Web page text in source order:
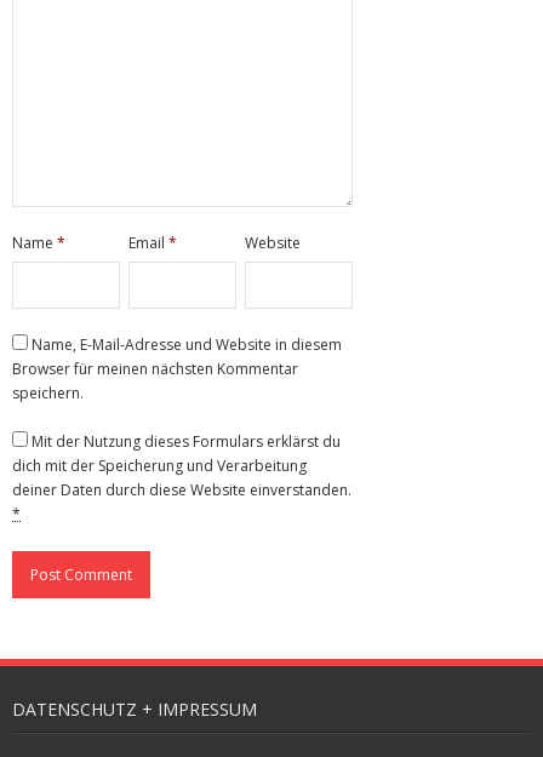
Name * Email* Website
Name, E-Mail-Adresse und Website in diesem
Browser für meinen nächsten Kommentar
speichern.
Mit der Nutzung dieses Formulars erklärst du
dich mit der Speicherung und Verarbeitung
deiner Daten durch diese Website einverstanden.
*
DATENSCHUTZ + IMPRESSUM